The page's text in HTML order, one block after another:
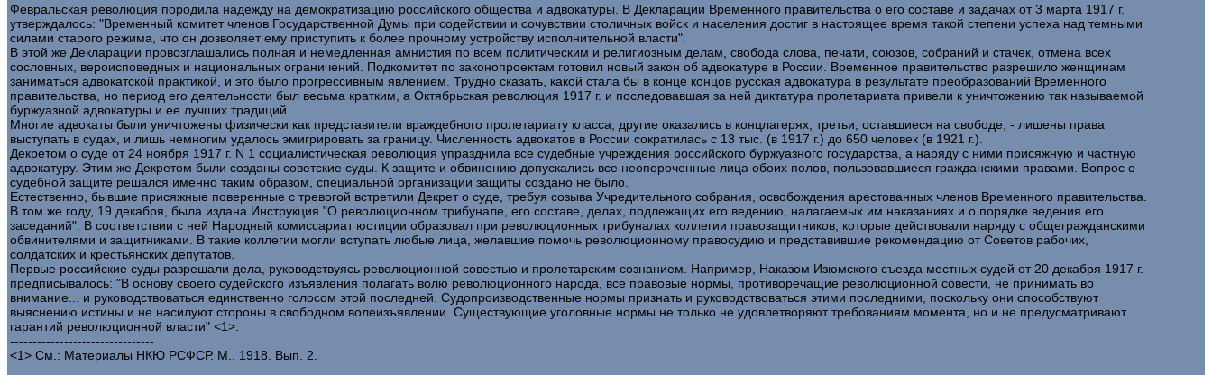
Февральская революция породила надежду на демократизацию российского общества и адвокатуры. В Декларации Временного правительства о его составе и задачах от 3 марта 1917 г.
утверждалось: "Временный комитет членов Государственной Думы при содействии и сочувствии столичных войск и населения достиг в настоящее время такой степени успеха над темными
силами старого режима, что он дозволяет ему приступить к более прочному устройству исполнительной власти".
В этой же Декларации провозглашались полная и немедленная амнистия по всем политическим и религиозным делам, свобода слова, печати, союзов, собраний и стачек, отмена всех
сословных, вероисповедных и национальных ограничений. Подкомитет по законопроектам готовил новый закон об адвокатуре в России. Временное правительство разрешило женщинам
заниматься адвокатской практикой, и это было прогрессивным явлением. Трудно сказать, какой стала бы в конце концов русская адвокатура в результате преобразований Временного
правительства, но период его деятельности был весьма кратким, а Октябрьская революция 1917 г. и последовавшая за ней диктатура пролетариата привели к уничтожению так называемой
буржуазной адвокатуры и ее лучших традиций.
Многие адвокаты были уничтожены физически как представители враждебного пролетариату класса, другие оказались в концлагерях, третьи, оставшиеся на свободе, - лишены права
выступать в судах, и лишь немногим удалось эмигрировать за границу. Численность адвокатов в России сократилась с 13 тыс. (в 1917 г.) до 650 человек (в 1921 г.).
Декретом о суде от 24 ноября 1917 г. N 1 социалистическая революция упразднила все судебные учреждения российского буржуазного государства, а наряду с ними присяжную и частную
адвокатуру. Этим же Декретом были созданы советские суды. К защите и обвинению допускались все неопороченные лица обоих полов, пользовавшиеся гражданскими правами. Вопрос о
судебной защите решался именно таким образом, специальной организации защиты создано не было.
Естественно, бывшие присяжные поверенные с тревогой встретили Декрет о суде, требуя созыва Учредительного собрания, освобождения арестованных членов Временного правительства.
В том же году, 19 декабря, была издана Инструкция "О революционном трибунале, его составе, делах, подлежащих его ведению, налагаемых им наказаниях и о порядке ведения его
заседаний". В соответствии с ней Народный комиссариат юстиции образовал при революционных трибуналах коллегии правозащитников, которые действовали наряду с общегражданскими
обвинителями и защитниками. В такие коллегии могли вступать любые лица, желавшие помочь революционному правосудию и представившие рекомендацию от Советов рабочих,
солдатских и крестьянских депутатов.
Первые российские суды разрешали дела, руководствуясь революционной совестью и пролетарским сознанием. Например, Наказом Изюмского съезда местных судей от 20 декабря 1917 г.
предписывалось: "В основу своего судейского изъявления полагать волю революционного народа, все правовые нормы, противоречащие революционной совести, не принимать во
внимание... и руководствоваться единственно голосом этой последней. Судопроизводственные нормы признать и руководствоваться этими последними, поскольку они способствуют
выяснению истины и не насилуют стороны в свободном волеизъявлении. Существующие уголовные нормы не только не удовлетворяют требованиям момента, но и не предусматривают
гарантий революционной власти" <1>.
--------------------------------
<1> См.: Материалы НКЮ РСФСР. М., 1918. Вып. 2.